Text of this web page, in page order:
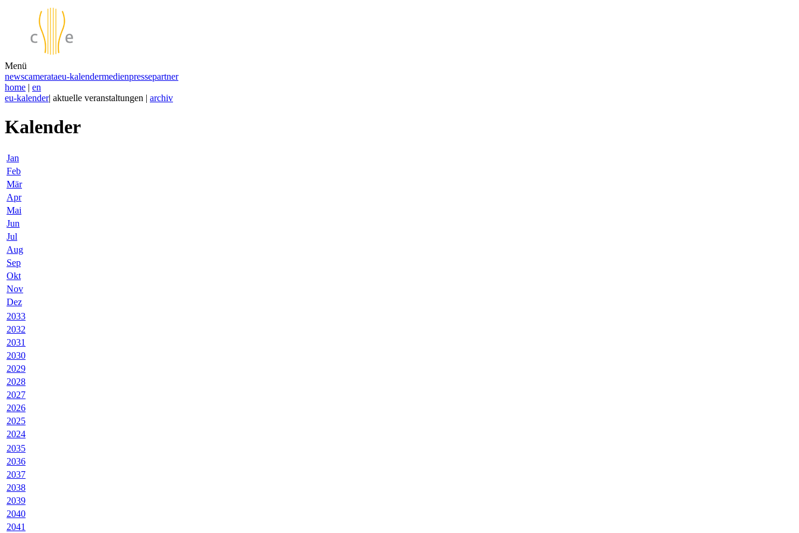
Menü
newscamerataeu-kalendermedienpressepartner
home | en
eu-kalender| aktuelle veranstaltungen | archiv
Kalender
Jan
Feb
Mär
Apr
Mai
Jun
Jul
Aug
Sep
Okt
Nov
Dez
2033
2032
2031
2030
2029
2028
2027
2026
2025
2024
2035
2036
2037
2038
2039
2040
2041